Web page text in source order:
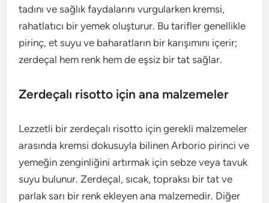
tadını ve sağlık faydalarını vurgularken kremsi,
rahatlatıcı bir yemek oluşturur. Bu tarifler genellikle
pirinç, et suyu ve baharatların bir karışımını içerir;
zerdeçal hem renk hem de eşsiz bir tat sağlar.
Zerdeçalı risotto için ana malzemeler
Lezzetli bir zerdeçalı risotto için gerekli malzemeler
arasında kremsi dokusuyla bilinen Arborio pirinci ve
yemeğin zenginliğini artırmak için sebze veya tavuk
suyu bulunur. Zerdeçal, sıcak, topraksı bir tat ve
parlak sarı bir renk ekleyen ana malzemedir. Diğer